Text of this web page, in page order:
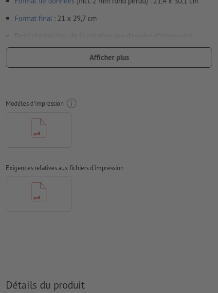
Format final : 21 x 29,7 cm
Particularités lors de la création des données d'impression :
portrait ou au format paysage. Veuillez modifier vos
d'impression fini, veuillez tenir compte du
Résolution:
doivent être vectorisés
Les commentairessont supprimés et ne seront ainsi pas
Afficher plus
Modèles d'impression
Exigences relatives aux fichiers d'impression
Détails du produit